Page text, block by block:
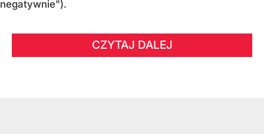
negatywnie").
CZYTAJ DALEJ